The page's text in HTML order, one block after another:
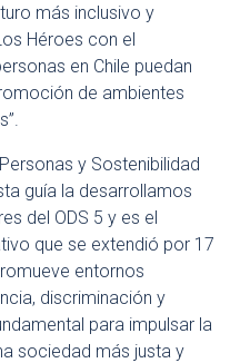
más inclusivo y
Héroes con el
en Chile puedan
de ambientes
y Sostenibilidad
guía la desarrollamos
del ODS 5 y es el
que se extendió por 17
entornos
discriminación y
para impulsar la
sociedad más justa y